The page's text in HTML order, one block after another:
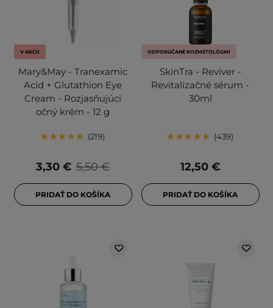
V AKCII
Mary&May - Tranexamic
Acid + Glutathion Eye
Cream - Rozjasňujúci
očný krém - 12 g
219
5,50 €
3,30 €
PRIDAŤ DO KOŠÍKA
ODPORÚČANÉ KOZMETOLÓGMI
SkinTra - Reviver -
Revitalizačné sérum -
30ml
439
12,50 €
PRIDAŤ DO KOŠÍKA